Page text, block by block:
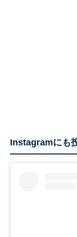
Instagramにも